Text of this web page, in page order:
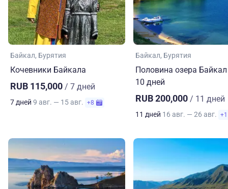
Байкал Бурятия
Кочевники Байкала
RUB 115,000 / 7 дней
7 дней 9 авг. — 15 авг. +8
Байкал Бурятия
Половина озера
10 дней
RUB 200,000 / 11 дней
11 дней 16 авг. — 26 авг. +1